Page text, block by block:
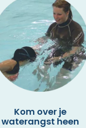
Kom over je
waterangst heen